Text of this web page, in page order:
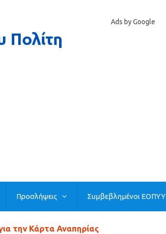
Ads by Google
Προσλήψεις Συμβεβλημένοι ΕΟΠΥΥ
την Κάρτα Αναπηρίας